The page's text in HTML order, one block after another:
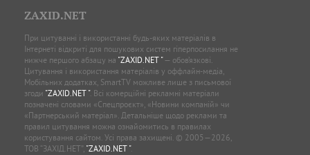
ZAXID.NET
При цитуванні і використанні будь-яких матеріалів в
Інтернеті відкриті для пошукових систем гіперпосилання не
нижче першого абзацу на "ZAXID.NET "— обов’язкові.
Цитування і використання матеріалів у оффлайн-медіа,
Мобільних додатках, SmartTV можливе лише з письмової
згоди "ZAXID.NET ". Всі комерційні рекламні матеріали
позначені словами «Спецпроєкт», «Новини компаній» чи
«Партнерський матеріал». Детальніше щодо реклами та
правил цитування можна ознайомитись в правилах
користування сайтом. Усі права захищені. © 2005—2026,
ТОВ “ЗАХІД.НЕТ”, "ZAXID.NET ".